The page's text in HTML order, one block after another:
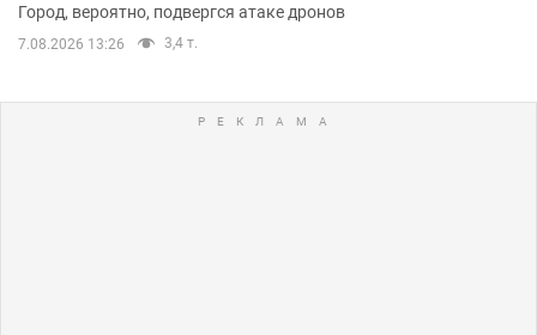
Город, вероятно, подвергся атаке дронов
7.08.2026 13:26 3,4 т.